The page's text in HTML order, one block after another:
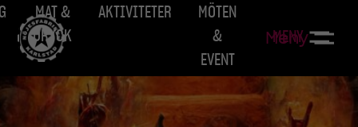
MAT &
DRYCK
AKTIVITETER
MÖTEN
&
EVENT
MENY
Meny